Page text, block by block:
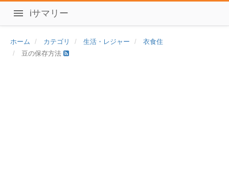
iサマリー
ホーム カテゴリ 生活・レジャー
衣食住
豆の保存方法